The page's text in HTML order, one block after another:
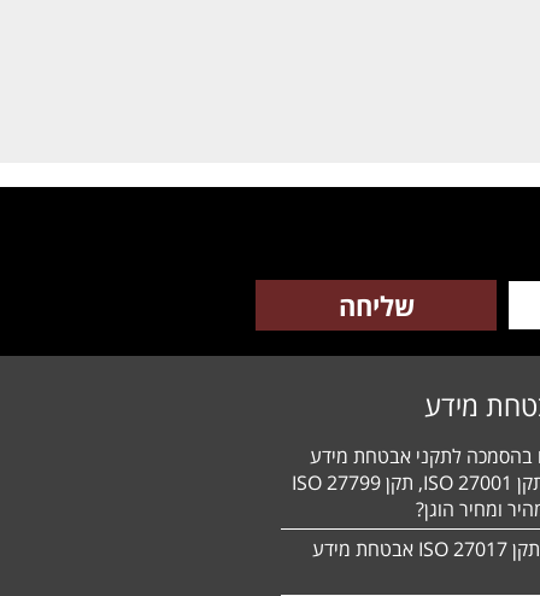
מידע
בהסמכה לתקני אבטחת מידע
ומחיר הוגן?
הסמכה לתקן 27017 ISO אבטחת מידע